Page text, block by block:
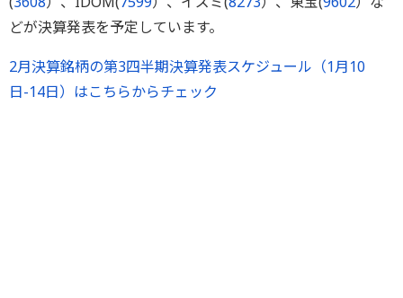
どが決算発表を予定しています。
2月決算銘柄の第3四半期決算発表スケジュール（1月10
日-14日）はこちらからチェック